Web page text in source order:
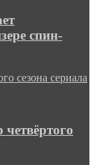
спин-
сезона сериала